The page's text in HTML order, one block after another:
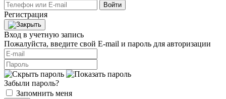
Войти
Регистрация
Вход в учетную запись
Пожалуйста, введите свой E‑mail и пароль для авторизации
Забыли пароль?
Запомнить меня